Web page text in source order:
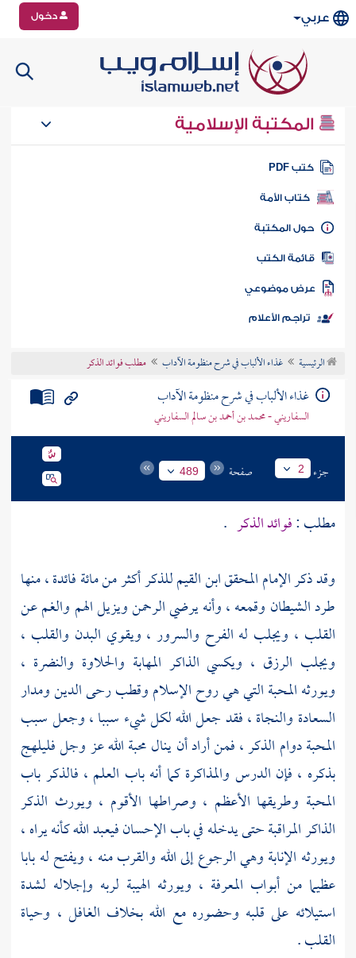
عربي دخول
المكتبة الإسلامية
كتب PDF
كتاب الأمة
المكتبة
الكتب
موضوعي
تراجم الأعلام
الرئيسية غذاء الألباب في شرح منظومة الآداب مطلب فوائد الذكر
غذاء الألباب في شرح منظومة الآداب
السفاريني - محمد بن أحمد بن سالم السفاريني
جزء 2 صفحة 489
مطلب :فوائد الذكر .
وقد ذكر الإمام المحققابن القيمللذكر أكثر من مائة فائدة ، منها
طرد الشيطان وقمعه ، وأنه يرضي الرحمن ويزيل الهم والغم عن
القلب ، ويجلب له الفرح والسرور ، ويقوي البدن والقلب ،
ويجلب الرزق ، ويكسي الذاكر المهابة والحلاوة والنضرة ،
ويورثه المحبة التي هي روح الإسلام وقطب رحى الدين ومدار
السعادة والنجاة ، فقد جعل الله لكل شيء سببا ، وجعل سبب
المحبة دوام الذكر ، فمن أراد أن ينال محبة الله عز وجل فليلهج
بذكره ، فإن الدرس والمذاكرة كما أنه باب العلم ، فالذكر باب
المحبة وطريقها الأعظم ، وصراطها الأقوم ، ويورث الذكر
الذاكر المراقبة حتى يدخله في باب الإحسان فيعبد الله كأنه يراه ،
ويورثه الإنابة وهي الرجوع إلى الله والقرب منه ، ويفتح له بابا
عظيما من أبواب المعرفة ، ويورثه الهيبة لربه وإجلاله لشدة
استيلائه على قلبه وحضوره مع الله بخلاف الغافل ، وحياة
القلب .